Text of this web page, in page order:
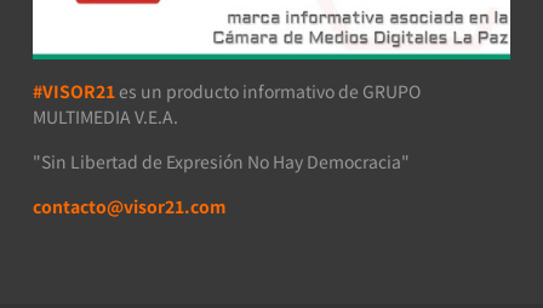
#VISOR21 es un producto informativo de GRUPO
MULTIMEDIA V.E.A.
"Sin Libertad de Expresión No Hay Democracia"
contacto@visor21.com